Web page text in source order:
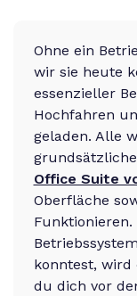
Ohne ein
wir sie heute
essenzieller
Hochfahren
geladen. Alle
Office Suite
Oberfläche
konntest, wird
du dich vor